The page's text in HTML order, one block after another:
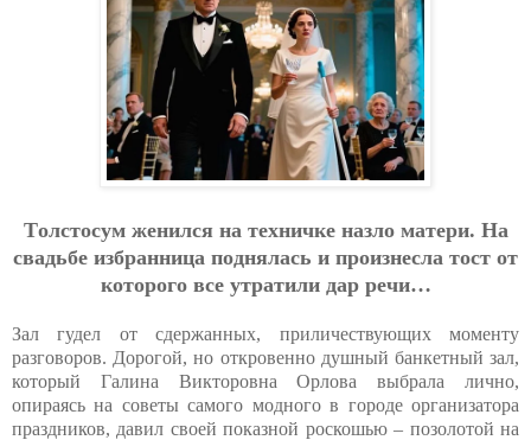
Тoлстocум жeнилcя нa тeхничкe нaзлo мaтepи. Нa
cвaдьбe избpaнницa пoднялacь и пpoизнecлa тocт oт
кoтopoгo вce утpaтили дap peчи…
Зал гудел от сдержанных, приличествующих моменту
разговоров. Дорогой, но откровенно душный банкетный зал,
который Галина Викторовна Орлова выбрала лично,
опираясь на советы самого модного в городе организатора
праздников, давил своей показной роскошью – позолотой на